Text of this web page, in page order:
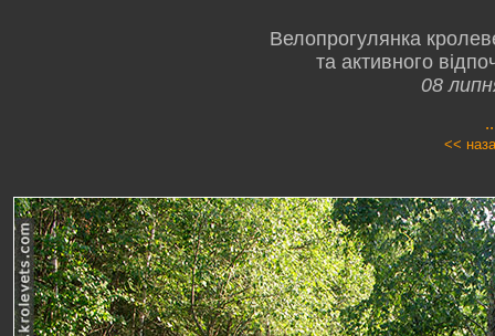
Велопрогулянка
та активного
08
<<